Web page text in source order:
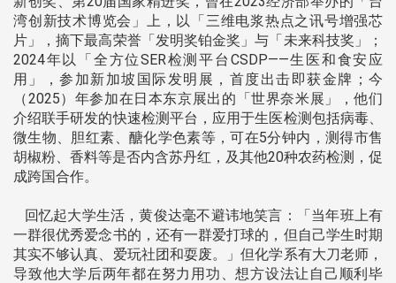
湾创新技术博览会」上，以「三维电浆热点之讯号增强芯
片」，摘下最高荣誉「发明奖铂金奖」与「未来科技奖」；
2024年以「全方位SER检测平台CSDP——生医和食安应
用」，参加新加坡国际发明展，首度出击即获金牌；今
（2025）年参加在日本东京展出的「世界奈米展」，他们
介绍联手研发的快速检测平台，应用于生医检测包括病毒、
微生物、胆红素、醣化学色素等，可在5分钟内，测得市售
胡椒粉、香料等是否内含苏丹红，及其他20种农药检测，促
成跨国合作。
回忆起大学生活，黄俊达毫不避讳地笑言：「当年班上有
一群很优秀爱念书的，还有一群爱打球的，但自己学生时期
其实不够认真、爱玩社团和耍废。」但化学系有大刀老师，
导致他大学后两年都在努力用功、想方设法让自己顺利毕